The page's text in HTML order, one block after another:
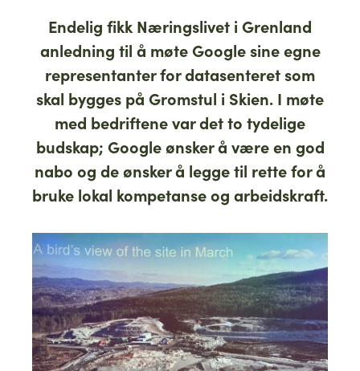
Endelig fikk Næringslivet i Grenland
anledning til å møte Google sine egne
representanter for datasenteret som
skal bygges på Gromstul i Skien. I møte
med bedriftene var det to tydelige
budskap; Google ønsker å være en god
nabo og de ønsker å legge til rette for å
bruke lokal kompetanse og arbeidskraft.